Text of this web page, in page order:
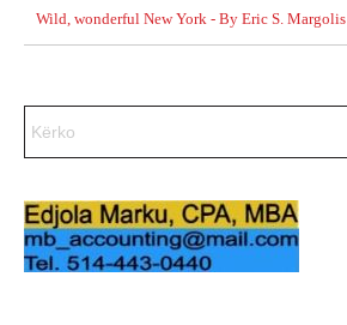
Wild, wonderful New York - By Eric S. Margolis